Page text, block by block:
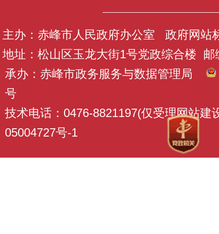
主办：赤峰市人民政府办公室 政府网站
地址：松山区玉龙大街1号党政综合楼 邮
承办：赤峰市政务服务与数据管理局
号
技术电话：0476-8821197(仅受理网站建
05004727号-1